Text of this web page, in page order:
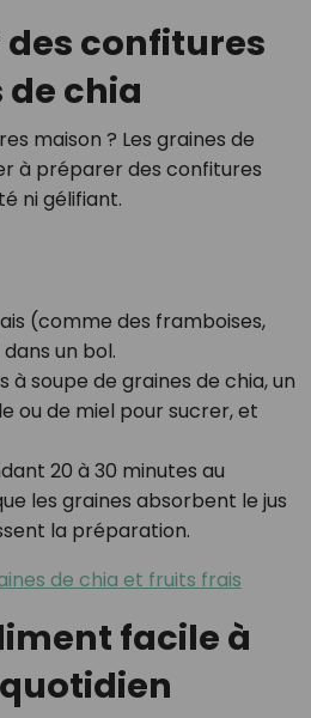
des confitures
chia
maison ? Les graines de
à préparer des confitures
ni gélifiant.
(comme des framboises,
un bol.
à soupe de graines de chia, un
ou de miel pour sucrer, et
20 à 30 minutes au
les graines absorbent le jus
la préparation.
de chia et fruits frais
facile à